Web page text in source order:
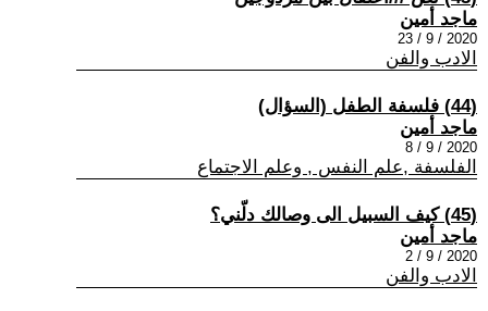
ماجد أمين
2020 / 9 / 23
الادب والفن
(44) فلسفة الطفل (السؤال)
ماجد أمين
2020 / 9 / 8
الفلسفة ,علم النفس , وعلم الاجتماع
(45) كيف السبيل الى وصالك دلّني؟
ماجد أمين
2020 / 9 / 2
الادب والفن